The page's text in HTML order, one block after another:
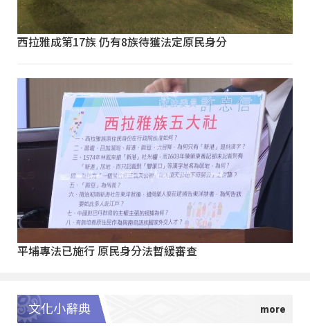
西拉雅成第17族 仍有8族待獲法定原民身分
平埔專法已施行 原民身分法暫緩審查
文化小辭典